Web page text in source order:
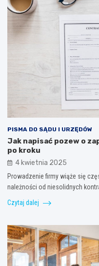
PISMA DO SĄDU I URZĘDÓW
Jak napisać pozew o
po kroku
4 kwietnia 2025
Prowadzenie firmy wiąże się
należności od niesolidnych
Czytaj dalej